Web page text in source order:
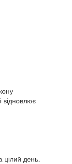
відновлює
цілий день.